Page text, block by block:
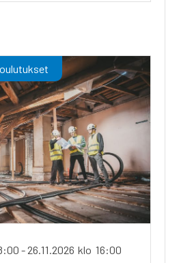
-26.11.2026 klo 16:00